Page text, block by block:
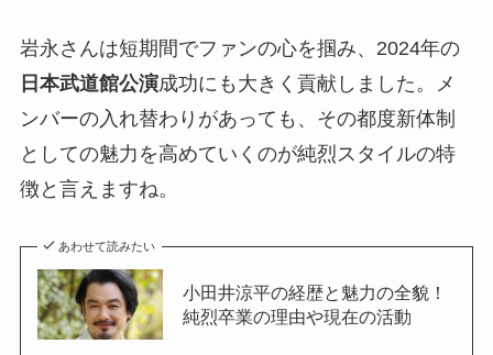
岩永さんは短期間でファンの心を掴み、2024年の
日本武道館公演成功にも大きく貢献しました。メ
ンバーの入れ替わりがあっても、その都度新体制
としての魅力を高めていくのが純烈スタイルの特
徴と言えますね。
あわせて読みたい
小田井涼平の経歴と魅力の全貌！
純烈卒業の理由や現在の活動